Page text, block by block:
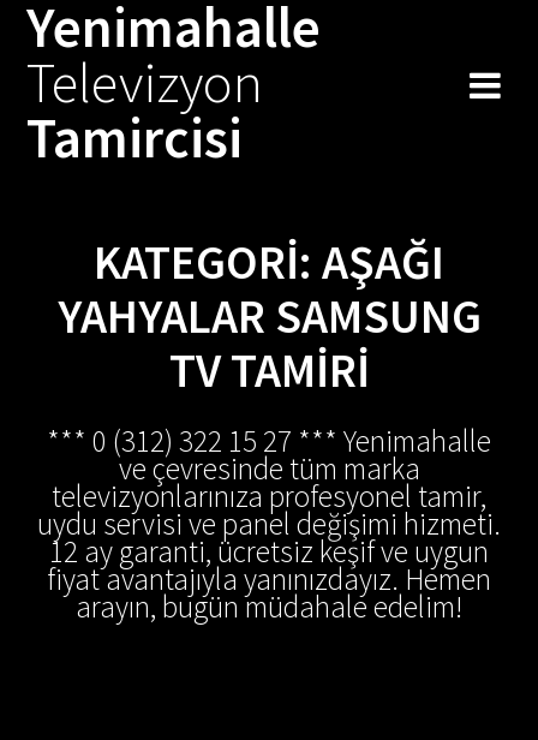
Skip
to
Yenimahalle
Televizyon
Tamircisi
KATEGORI: AŞAĞI
YAHYALAR SAMSUNG
TV TAMIRI
*** 0 (312) 322 15 27 *** Yenimahalle
ve çevresinde tüm marka
televizyonlarınıza profesyonel tamir,
uydu servisi ve panel değişimi hizmeti.
12 ay garanti, ücretsiz keşif ve uygun
fiyat avantajıyla yanınızdayız. Hemen
arayın, bugün müdahale edelim!